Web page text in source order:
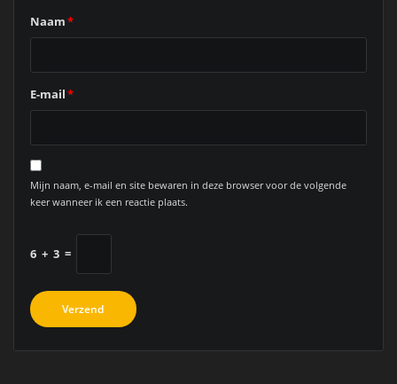
Naam*
E-mail*
Mijn naam, e-mail en site bewaren in deze browser voor de volgende
keer wanneer ik een reactie plaats.
6 + 3 =